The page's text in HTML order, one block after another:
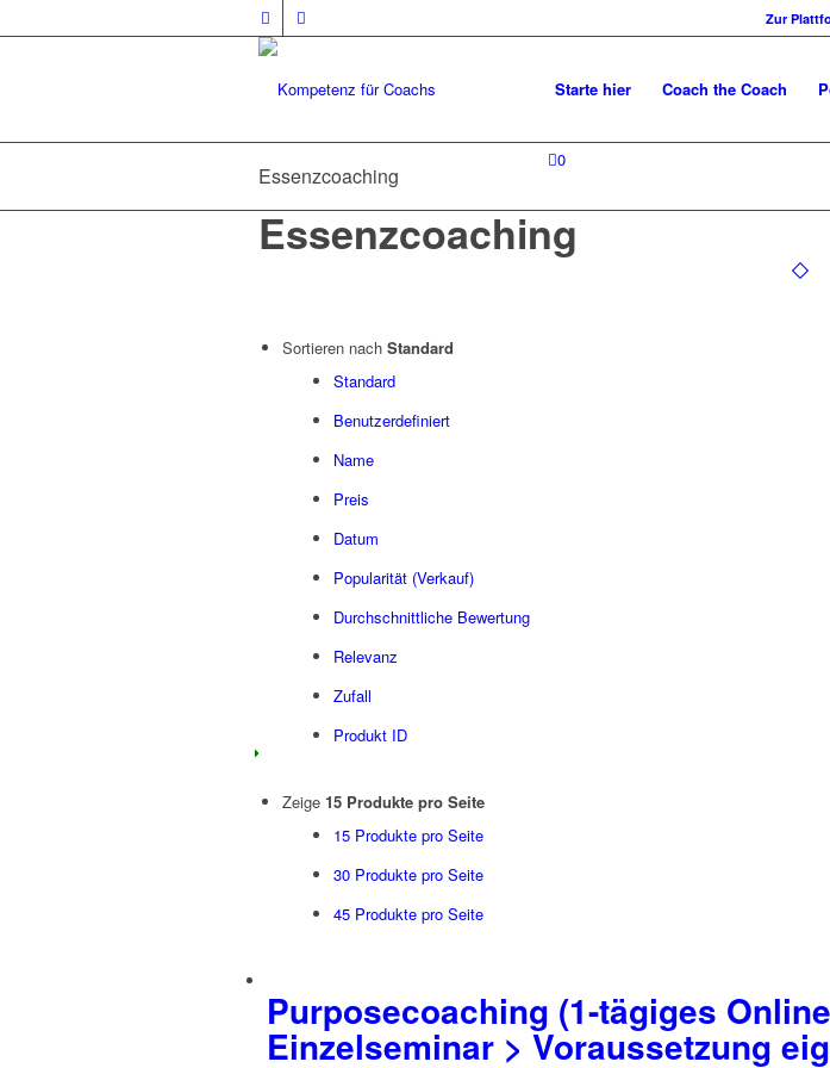
Zur
Starte hier Coach the Coach
0
Essenzcoaching
Essenzcoaching
Sortieren nach Standard
Standard
Benutzerdefiniert
Name
Preis
Datum
Popularität (Verkauf)
Durchschnittliche Bewertung
Relevanz
Zufall
Produkt ID
Zeige 15 Produkte pro Seite
15 Produkte pro Seite
30 Produkte pro Seite
45 Produkte pro Seite
Purposecoaching (1-tägiges
Einzelseminar > Voraussetzung